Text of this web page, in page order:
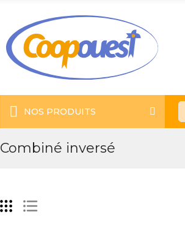
NOS PRODUITS
Combiné inversé